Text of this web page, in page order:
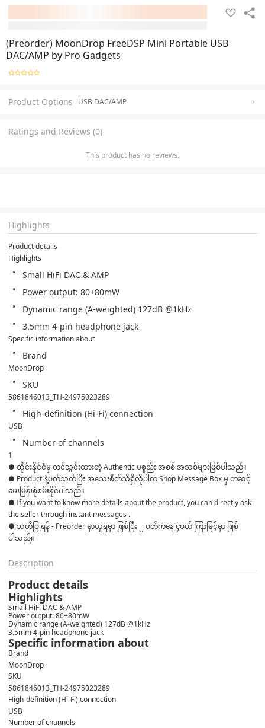
(Preorder) MoonDrop FreeDSP Mini Portable USB
DAC/AMP by Pro Gadgets
Product Options USB DAC/AMP
Ratings and Reviews (0)
This product has no reviews.
Highlights
Product details
Highlights
Small HiFi DAC & AMP
Power output: 80+80mW
Dynamic range (A-weighted) 127dB @1kHz
3.5mm 4-pin headphone jack
Specific information about
Brand
MoonDrop
SKU
5861846013_TH-24975023289
High-definition (Hi-Fi) connection
USB
Number of channels
1
● ထိုင်းနိုင်ငံမှ တင်သွင်းထားတဲ့ Authentic ပစ္စည်း အစစ် အသစ်များဖြစ်ပါသည်။
● Product နဲ့ပတ်သတ်ပြီး အသေးစိတ်သိရှိလိုပါက Shop Message Box မှ တဆင့်
မေးမြန်းစုံစမ်းနိုင်ပါသည်။
● If you want to know more details about the product, you can directly ask
the seller through instant messages .
● သတိပြုရန် - Preorder မှာယူရမှာ ဖြစ်ပြီး ၂ ပတ်ကနေ ၄ပတ် ကြာမြင့်မှာ ဖြစ်
ပါသည်။
Description
Product details
Highlights
Small HiFi DAC & AMP
Power output: 80+80mW
Dynamic range (A-weighted) 127dB @1kHz
3.5mm 4-pin headphone jack
Specific information about
Brand
MoonDrop
SKU
5861846013_TH-24975023289
High-definition (Hi-Fi) connection
USB
Number of channels